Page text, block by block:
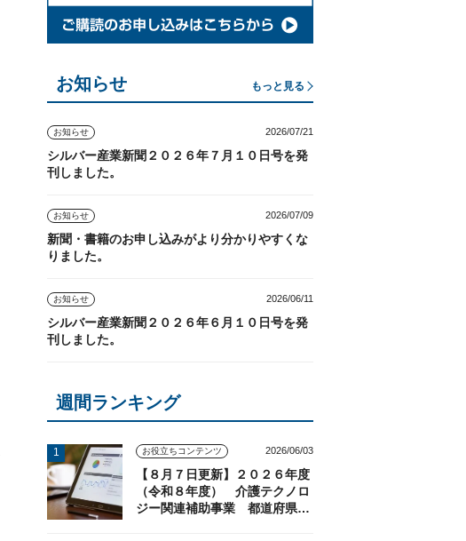
お知らせ もっと見る
お知らせ 2026/07/21
シルバー産業新聞２０２６年７月１０日号を発
刊しました。
お知らせ 2026/07/09
新聞・書籍のお申し込みがより分かりやすくな
りました。
お知らせ 2026/06/11
シルバー産業新聞２０２６年６月１０日号を発
刊しました。
週間ランキング
お役立ちコンテンツ 2026/06/03
【８月７日更新】２０２６年度
（令和８年度） 介護テクノロ
ジー関連補助事業 都道府県の